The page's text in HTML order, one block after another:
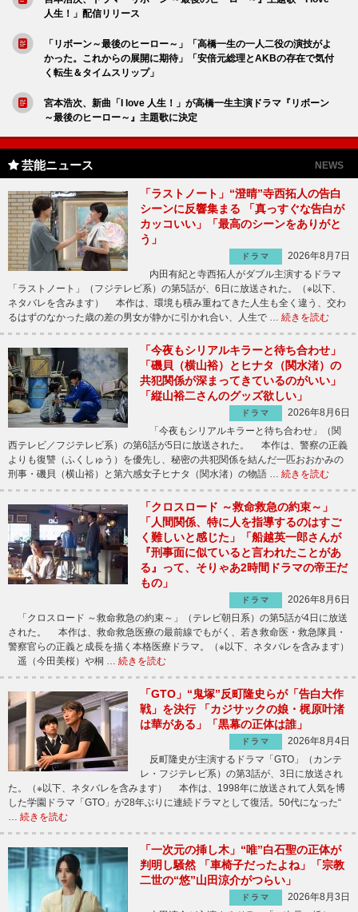
人生！」配信リリース
「リボーン～最後のヒーロー～」「高橋一生の一人二役の演技がよ
かった。これからの展開に期待」「安倍元総理とAKBの存在で気付
く転生＆タイムスリップ」
宮本浩次、新曲「I love 人生！」が高橋一生主演ドラマ『リボーン
～最後のヒーロー～』主題歌に決定
芸能ニュース NEWS
「ラストノート」“澄晴”寺西拓人の告白
シーンに反響集まる 「真っすぐな告白が
カッコいい」「最高のシーンをありがと
う」
ドラマ
2026年8月7日
内田有紀と寺西拓人がダブル主演するドラマ
「ラストノート」（フジテレビ系）の第5話が、6日に放送された。（※以下、
ネタバレを含みます） 本作は、環境も積み重ねてきた人生も全く違う、交わ
るはずのなかった歳の差の男女が静かに引かれ合い、人生で … 続きを読む
「今夜もシリアルキラーと待ち合わせ」
「磯貝（横山裕）とヒナタ（関水渚）の
共犯関係が深まってきているのがいい」
「縦山裕二さんのグッズ欲しい」
ドラマ
2026年8月6日
「今夜もシリアルキラーと待ち合わせ」（関
西テレビ／フジテレビ系）の第6話が5日に放送された。 本作は、警察の正義
よりも復讐（ふくしゅう）を優先し、秘密の共犯関係を結んだ一匹おおかみの
刑事・磯貝（横山裕）と第六感女子ヒナタ（関水渚）の物語 … 続きを読む
「クロスロード ～救命救急の約束～」
「人間関係、特に人を指導するのはすご
く難しいと感じた」「船越英一郎さんが
『刑事面に似ていると言われたことがあ
る』って、そりゃあ2時間ドラマの帝王だ
もの」
ドラマ
2026年8月6日
「クロスロード ～救命救急の約束～」（テレビ朝日系）の第5話が4日に放送
された。 本作は、救命救急医療の最前線でもがく、若き救命医・救急隊員・
警察官らの正義と成長を描く本格医療ドラマ。（※以下、ネタバレを含みます）
遥（今田美桜）や桐 … 続きを読む
「GTO」“鬼塚”反町隆史らが「告白大作
戦」を決行 「カジサックの娘・梶原叶渚
は華がある」「黒幕の正体は誰」
ドラマ
2026年8月4日
反町隆史が主演するドラマ「GTO」（カンテ
レ・フジテレビ系）の第3話が、3日に放送され
た。（※以下、ネタバレを含みます） 本作は、1998年に放送されて人気を博
した学園ドラマ「GTO」が28年ぶりに連続ドラマとして復活。50代になった“
… 続きを読む
「一次元の挿し木」“唯”白石聖の正体が
判明し騒然 「車椅子だったよね」「宗教
二世の“悠”山田涼介がつらい」
ドラマ
2026年8月3日